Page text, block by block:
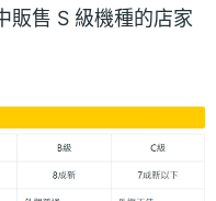
販售 S 級機種的店家